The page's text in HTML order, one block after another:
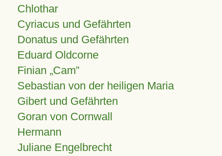
Chlothar
Cyriacus und Gefährten
Donatus und Gefährten
Eduard Oldcorne
Finian Cam
Sebastian von der heiligen Maria
Gibert und Gefährten
Goran von Cornwall
Hermann
Juliane Engelbrecht